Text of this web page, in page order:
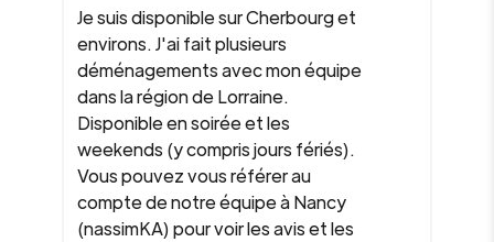
Je suis disponible sur Cherbourg et
environs. J'ai fait plusieurs
déménagements avec mon équipe
dans la région de Lorraine.
Disponible en soirée et les
weekends (y compris jours fériés).
Vous pouvez vous référer au
compte de notre équipe à Nancy
(nassimKA) pour voir les avis et les